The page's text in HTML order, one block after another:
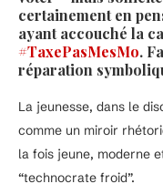
certainement en
ayant accouché la
#TaxePasMesMo.
réparation
La jeunesse, dans le
comme un miroir
la fois jeune, moderne
“technocrate froid”.